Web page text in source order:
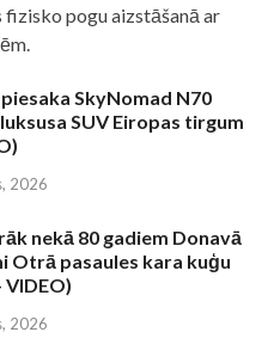
pogu aizstāšanā ar
SkyNomad N70
luksusa SUV Eiropas tirgum
2026
nekā 80 gadiem Donavā
Otrā pasaules kara kuģu
2026